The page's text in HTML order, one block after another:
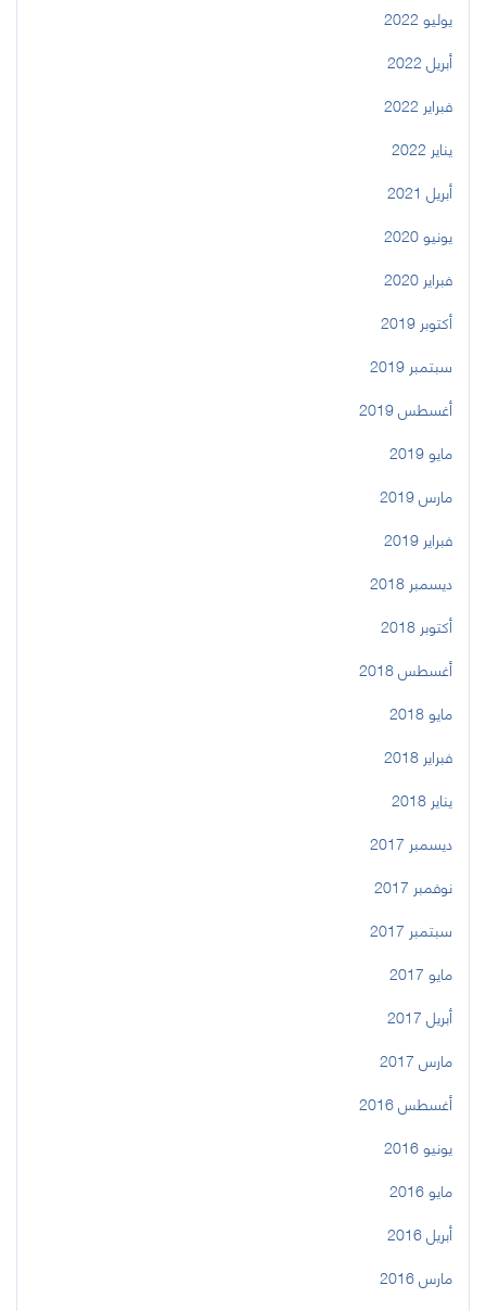
يوليو 2022
أبريل 2022
فبراير 2022
يناير 2022
أبريل 2021
يونيو 2020
فبراير 2020
أكتوبر 2019
سبتمبر 2019
أغسطس 2019
مايو 2019
مارس 2019
فبراير 2019
ديسمبر 2018
أكتوبر 2018
أغسطس 2018
مايو 2018
فبراير 2018
يناير 2018
ديسمبر 2017
نوفمبر 2017
سبتمبر 2017
مايو 2017
أبريل 2017
مارس 2017
أغسطس 2016
يونيو 2016
مايو 2016
أبريل 2016
مارس 2016